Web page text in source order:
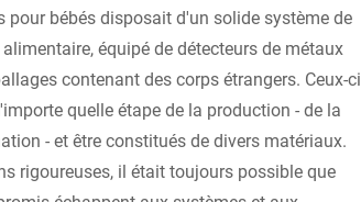
pour bébés disposait d'un solide système de
équipé de détecteurs de métaux
contenant des corps étrangers. Ceux-ci
quelle étape de la production - de la
- et être constitués de divers matériaux.
rigoureuses, il était toujours possible que